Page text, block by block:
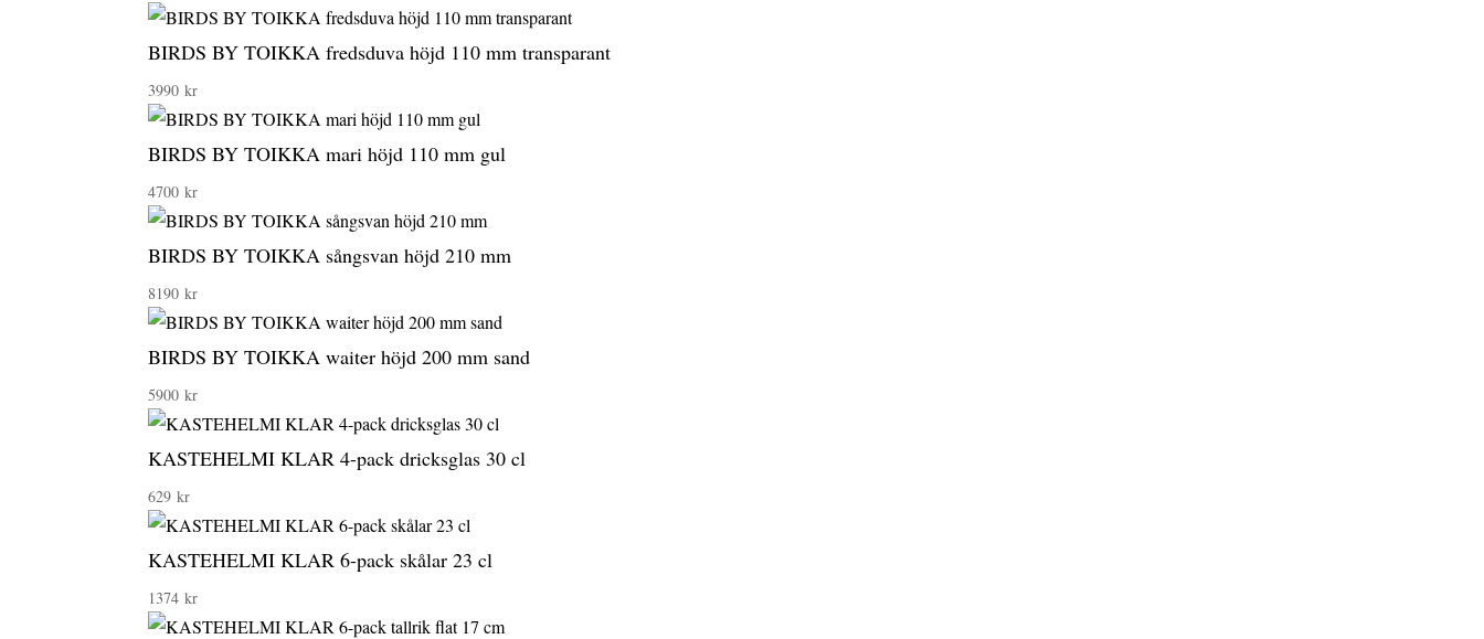
BIRDS BY TOIKKA fredsduva höjd 110 mm transparant
3990kr
BIRDS BY TOIKKA mari höjd 110 mm gul
4700kr
BIRDS BY TOIKKA sångsvan höjd 210 mm
8190kr
BIRDS BY TOIKKA waiter höjd 200 mm sand
5900kr
KASTEHELMI KLAR 4-pack dricksglas 30 cl
629kr
KASTEHELMI KLAR 6-pack skålar 23 cl
1374kr